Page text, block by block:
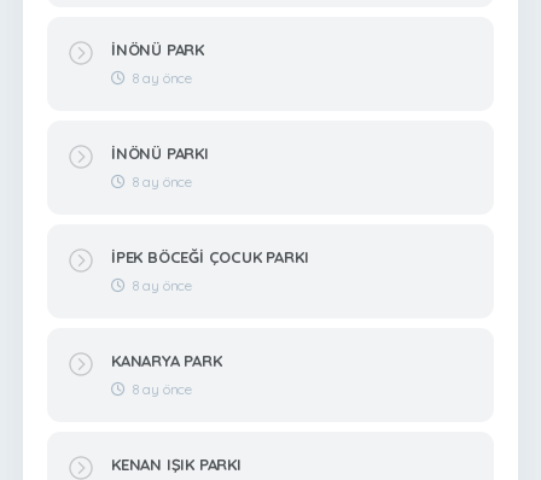
İNÖNÜ PARK
8 ay önce
İNÖNÜ PARKI
8 ay önce
İPEK BÖCEĞİ ÇOCUK PARKI
8 ay önce
KANARYA PARK
8 ay önce
KENAN IŞIK PARKI